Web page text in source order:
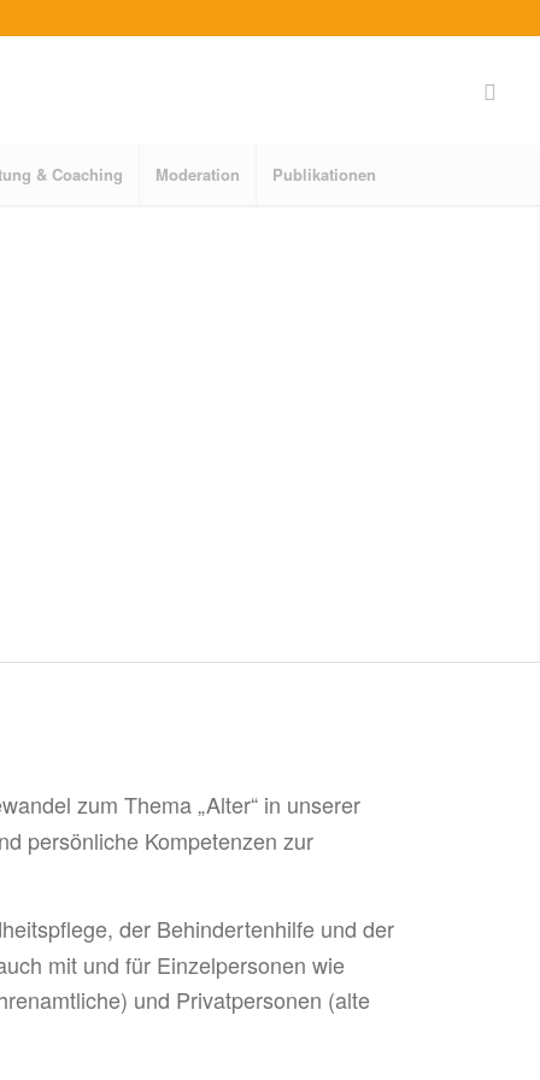
& Coaching Moderation Publikationen
zum Thema „Alter“ in unserer
persönliche Kompetenzen zur
der Behindertenhilfe und der
mit und für Einzelpersonen wie
und Privatpersonen (alte